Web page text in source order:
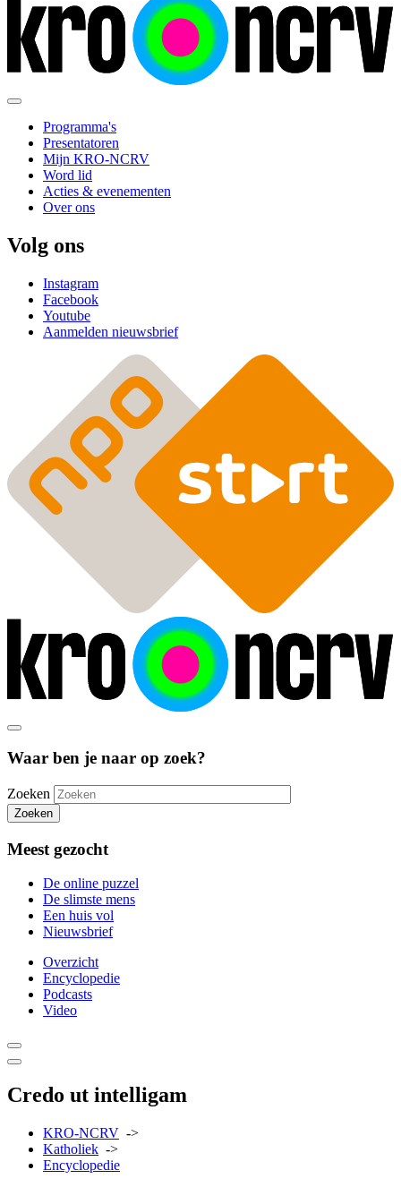
Programma's
Presentatoren
Mijn KRO-NCRV
Word lid
Acties & evenementen
Over ons
Volg ons
Instagram
Facebook
Youtube
Aanmelden nieuwsbrief
Waar ben je naar op zoek?
Zoeken
Zoeken
Meest gezocht
De online puzzel
De slimste mens
Een huis vol
Nieuwsbrief
Overzicht
Encyclopedie
Podcasts
Video
Credo ut intelligam
KRO-NCRV ->
Katholiek ->
Encyclopedie